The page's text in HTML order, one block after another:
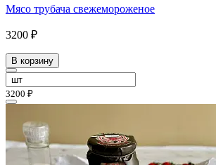
Мясо трубача свежемороженое
3200 ₽
В корзину
3200 ₽